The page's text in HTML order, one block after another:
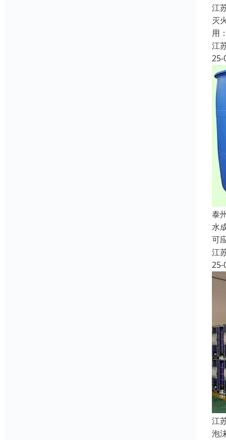
江
灭
用
江
25-
泰
水
可
江
25-
江
泡